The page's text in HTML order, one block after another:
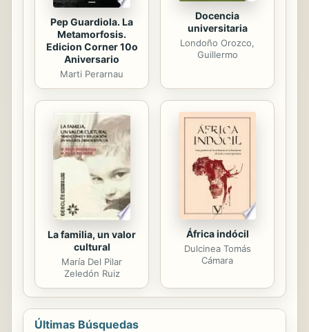
Pep Guardiola. La
Metamorfosis.
Edicion Corner 10o
Aniversario
Marti Perarnau
Docencia
universitaria
Londoño Orozco,
Guillermo
La familia, un valor
cultural
María Del Pilar
Zeledón Ruiz
África indócil
Dulcinea Tomás
Cámara
Últimas Búsquedas